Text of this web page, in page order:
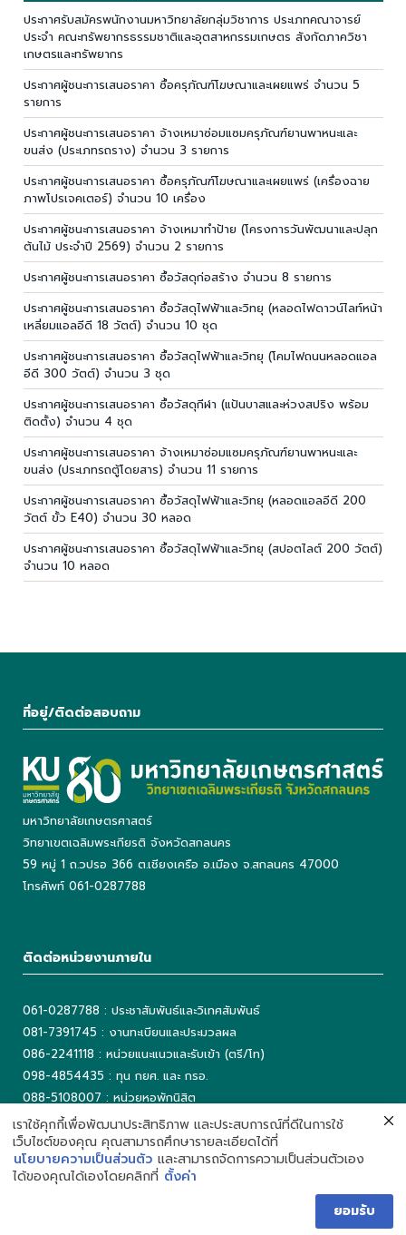
ประกาศรับสมัครพนักงานมหาวิทยาลัยกลุ่มวิชาการ ประเภทคณาจารย์
ประจำ คณะทรัพยากรธรรมชาติและอุตสาหกรรมเกษตร สังกัดภาควิชา
เกษตรและทรัพยากร
ประกาศผู้ชนะการเสนอราคา ซื้อครุภัณฑ์โฆษณาและเผยแพร่ จำนวน 5
รายการ
ประกาศผู้ชนะการเสนอราคา จ้างเหมาซ่อมแซมครุภัณฑ์ยานพาหนะและ
ขนส่ง (ประเภทรถราง) จำนวน 3 รายการ
ประกาศผู้ชนะการเสนอราคา ซื้อครุภัณฑ์โฆษณาและเผยแพร่ (เครื่องฉาย
ภาพโปรเจคเตอร์) จำนวน 10 เครื่อง
ประกาศผู้ชนะการเสนอราคา จ้างเหมาทำป้าย (โครงการวันพัฒนาและปลุก
ต้นไม้ ประจำปี 2569) จำนวน 2 รายการ
ประกาศผู้ชนะการเสนอราคา ซื้อวัสดุก่อสร้าง จำนวน 8 รายการ
ประกาศผู้ชนะการเสนอราคา ซื้อวัสดุไฟฟ้าและวิทยุ (หลอดไฟดาวน์ไลท์หน้า
เหลี่ยมแอลอีดี 18 วัตต์) จำนวน 10 ชุด
ประกาศผู้ชนะการเสนอราคา ซื้อวัสดุไฟฟ้าและวิทยุ (โคมไฟถนนหลอดแอล
อีดี 300 วัตต์) จำนวน 3 ชุด
ประกาศผู้ชนะการเสนอราคา ซื้อวัสดุกีฬา (แป้นบาสและห่วงสปริง พร้อม
ติดตั้ง) จำนวน 4 ชุด
ประกาศผู้ชนะการเสนอราคา จ้างเหมาซ่อมแซมครุภัณฑ์ยานพาหนะและ
ขนส่ง (ประเภทรถตู้โดยสาร) จำนวน 11 รายการ
ประกาศผู้ชนะการเสนอราคา ซื้อวัสดุไฟฟ้าและวิทยุ (หลอดแอลอีดี 200
วัตต์ ขั้ว E40) จำนวน 30 หลอด
ประกาศผู้ชนะการเสนอราคา ซื้อวัสดุไฟฟ้าและวิทยุ (สปอตไลต์ 200 วัตต์)
จำนวน 10 หลอด
ที่อยู่/ติดต่อสอบถาม
มหาวิทยาลัยเกษตรศาสตร์
วิทยาเขตเฉลิมพระเกียรติ จังหวัดสกลนคร
59 หมู่ 1 ถ.วปรอ 366 ต.เชียงเครือ อ.เมือง จ.สกลนคร 47000
โทรศัพท์ 061-0287788
ติดต่อหน่วยงานภายใน
061-0287788 : ประชาสัมพันธ์และวิเทศสัมพันธ์
081-7391745 : งานทะเบียนและประมวลผล
086-2241118 : หน่วยแนะแนวและรับเข้า (ตรี/โท)
098-4854435 : ทุน กยศ. และ กรอ.
088-5108007 : หน่วยหอพักนิสิต
042-725042 ต่อ 5503 : งานเทคโนโลยีสารสนเทศ
042-725093 : ห้องสมุด
เราใช้คุกกี้เพื่อพัฒนาประสิทธิภาพ และประสบการณ์ที่ดีในการใช้
เว็บไซต์ของคุณ คุณสามารถศึกษารายละเอียดได้ที่
นโยบายความเป็นส่วนตัว และสามารถจัดการความเป็นส่วนตัวเอง
ได้ของคุณได้เองโดยคลิกที่ ตั้งค่า
ยอมรับ